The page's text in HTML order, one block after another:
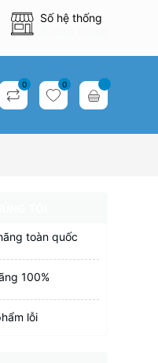
Số hệ thống
0 0
toàn quốc
100%
lỗi